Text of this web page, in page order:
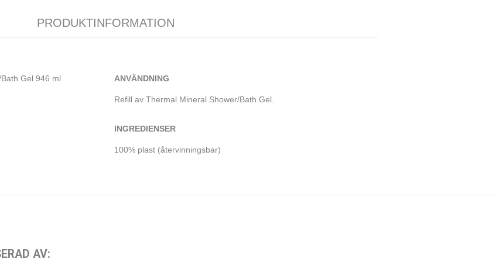
PRODUKTINFORMATION
Gel 946 ml
ANVÄNDNING
Refill av Thermal Mineral Shower/Bath Gel.
INGREDIENSER
100% plast (återvinningsbar)
AV: